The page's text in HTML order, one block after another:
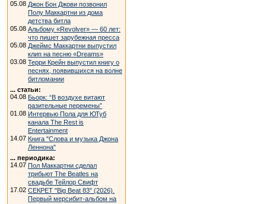
05.08 Джон Бон Джови позвонил
Полу Маккартни из дома
детства битла
05.08 Альбому «Revolver» — 60 лет:
что пишет зарубежная пресса
05.08 Джеймс Маккартни выпустил
клип на песню «Dreams»
03.08 Терри Крейн выпустил книгу о
песнях, появившихся на волне
битломании
... статьи:
04.08 Бьорк: “В воздухе витают
разительные перемены”
01.08 Интервью Пола для ЮТуб
канала The Rest is
Entertainment
14.07 Книга "Слова и музыка Джона
Леннона"
... периодика:
14.07 Пол Маккартни сделал
трибьют The Beatles на
свадьбе Тейлор Свифт
17.02 СЕКРЕТ "Big Beat 83" (2026).
Первый мерсибит-альбом на